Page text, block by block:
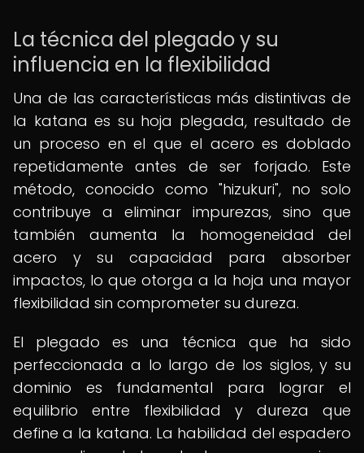
La técnica del plegado y su
influencia en la flexibilidad
Una de las características más distintivas de
la katana es su hoja plegada, resultado de
un proceso en el que el acero es doblado
repetidamente antes de ser forjado. Este
método, conocido como "hizukuri", no solo
contribuye a eliminar impurezas, sino que
también aumenta la homogeneidad del
acero y su capacidad para absorber
impactos, lo que otorga a la hoja una mayor
flexibilidad sin comprometer su dureza.
El plegado es una técnica que ha sido
perfeccionada a lo largo de los siglos, y su
dominio es fundamental para lograr el
equilibrio entre flexibilidad y dureza que
define a la katana. La habilidad del espadero